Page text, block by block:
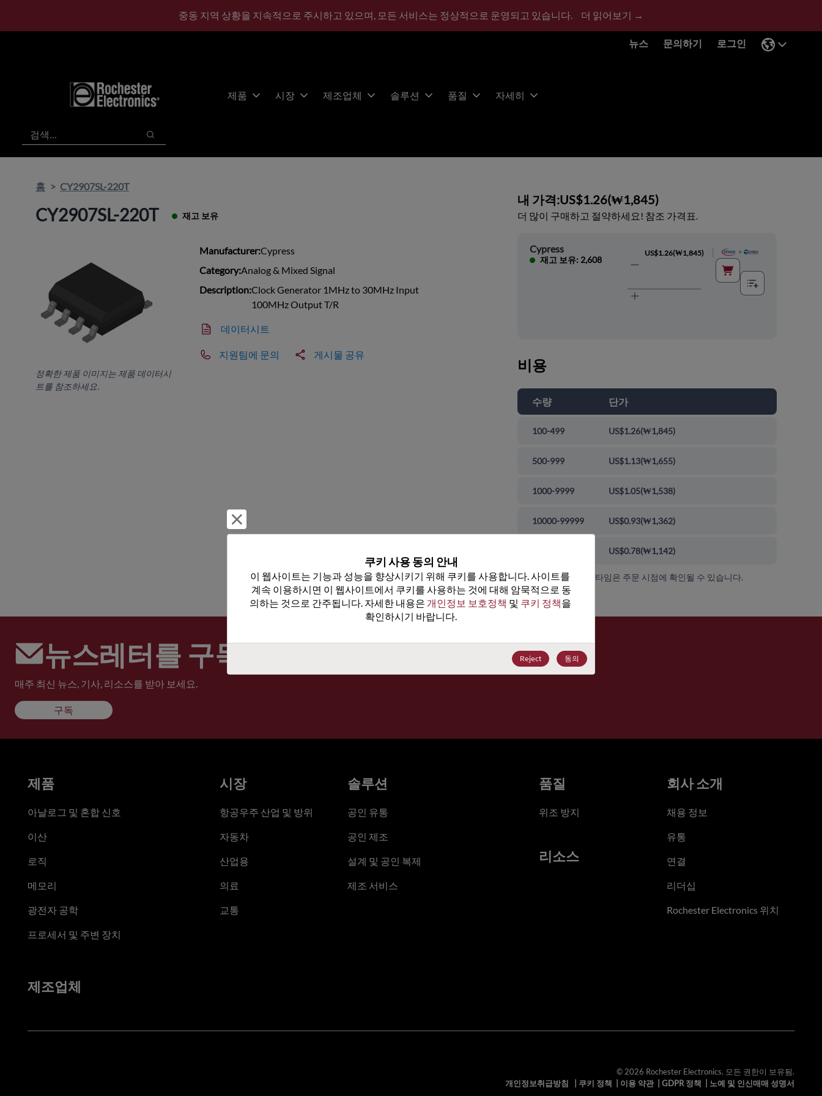
중동 지역 상황을 지속적으로 주시하고 있으며, 모든 서비스는 정상적으로 운영되고 있습니다. 더 읽어보기 →
뉴스 문의하기 로그인
제품 시장 제조업체 솔루션 품질 자세히
검색
검색
홈 CY2907SL-220T
CY2907SL-220T 재고 보유
정확한 제품 이미지는 제품 데이터시
트를 참조하세요.
Manufacturer:Cypress
Category:Analog & Mixed Signal
Description:Clock Generator 1MHz to 30MHz Input
100MHz Output T/R
데이터시트
지원팀에 문의 게시물 공유
내 가격:US$1.26(₩1,845)
더 많이 구매하고 절약하세요! 참조 가격표.
Cypress
재고 보유: 2,608
US$1.26(₩1,845)
비용
수량 단가
100-499 US$1.26(₩1,845)
500-999 US$1.13(₩1,655)
1000-9999 US$1.05(₩1,538)
10000-99999 US$0.93(₩1,362)
US$0.78(₩1,142)
가격, 가용성 및 리드 타임은 주문 시점에 확인될 수 있습니다.
뉴스레터를 구독하세요
매주 최신 뉴스, 기사, 리소스를 받아 보세요.
구독
쿠키 사용 동의 안내
이 웹사이트는 기능과 성능을 향상시키기 위해 쿠키를 사용합니다. 사이트를
계속 이용하시면 이 웹사이트에서 쿠키를 사용하는 것에 대해 암묵적으로 동
의하는 것으로 간주됩니다. 자세한 내용은 개인정보 보호정책 및 쿠키 정책을
확인하시기 바랍니다.
Reject 동의
제품
아날로그 및 혼합 신호
이산
로직
메모리
광전자 공학
프로세서 및 주변 장치
시장
항공우주 산업 및 방위
자동차
산업용
의료
교통
솔루션
공인 유통
공인 제조
설계 및 공인 복제
제조 서비스
품질
위조 방지
리소스
회사 소개
채용 정보
유통
연결
리더십
Rochester Electronics 위치
제조업체
© 2026 Rochester Electronics. 모든 권한이 보유됨.
개인정보취급방침
쿠키 정책 이용 약관| GDPR 정책 노예 및 인신매매 성명서